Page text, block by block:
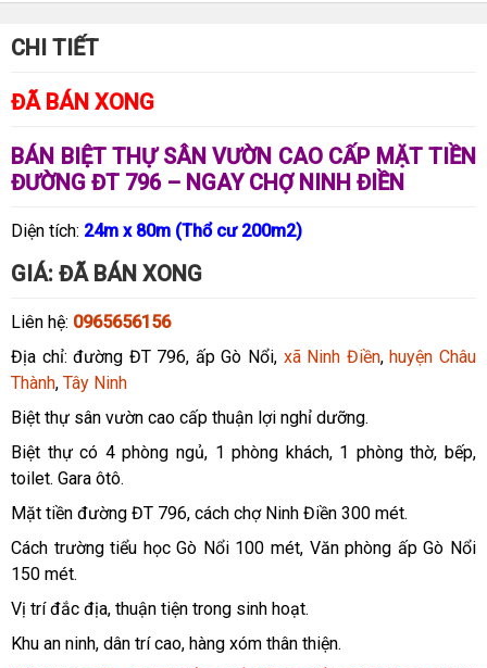
CHI TIẾT
ĐÃ BÁN XONG
BÁN BIỆT THỰ SÂN VƯỜN CAO CẤP MẶT TIỀN
ĐƯỜNG ĐT 796 – NGAY CHỢ NINH ĐIỀN
Diện tích: 24m x 80m (Thổ cư 200m2)
GIÁ: ĐÃ BÁN XONG
Liên hệ: 0965656156
Địa chỉ: đường ĐT 796, ấp Gò Nổi, xã Ninh Điền, huyện Châu
Thành, Tây Ninh
Biệt thự sân vườn cao cấp thuận lợi nghỉ dưỡng.
Biệt thự có 4 phòng ngủ, 1 phòng khách, 1 phòng thờ, bếp,
toilet. Gara ôtô.
Mặt tiền đường ĐT 796, cách chợ Ninh Điền 300 mét.
Cách trường tiểu học Gò Nổi 100 mét, Văn phòng ấp Gò Nổi
150 mét.
Vị trí đắc địa, thuận tiện trong sinh hoạt.
Khu an ninh, dân trí cao, hàng xóm thân thiện.